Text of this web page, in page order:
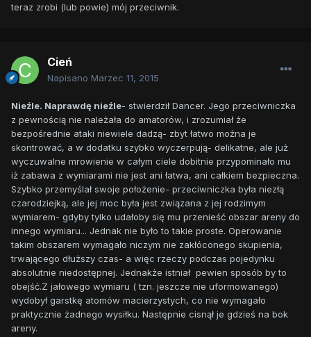
teraz zrobi (lub powie) mój przeciwnik.
Cień
Napisano Marzec 11, 2015
Nieźle. Naprawdę nieźle- stwierdził Dancer. Jego przeciwniczka
z pewnością nie należała do amatorów, i zrozumiał że
bezpośrednie ataki niewiele dadzą- zbyt łatwo można je
skontrować, a w dodatku szybko wyczerpują- delikatne, ale już
wyczuwalne mrowienie w całym ciele dobitnie przypominało mu
iż zabawa z wymiarami nie jest ani łatwa, ani całkiem bezpieczna.
Szybko przemyślał swoje położenie- przeciwniczka była niezłą
czarodziejką, ale jej moc była jest związana z jej rodzimym
wymiarem- gdyby tylko udałoby się mu przenieść obszar areny do
innego wymiaru... Jednak nie było to takie proste. Operowanie
takim obszarem wymagało niczym nie zakłóconego skupienia,
trwającego dłuższy czas- a więc rzeczy podczas pojedynku
absolutnie niedostępnej. Jednakże istniał pewien sposób by to
obejść.Z jałowego wymiaru ( tzn. jeszcze nie uformowanego)
wydobył garstkę atomów macierzystych, co nie wymagało
praktycznie żadnego wysiłku. Następnie cisnął je gdzieś na bok
areny.